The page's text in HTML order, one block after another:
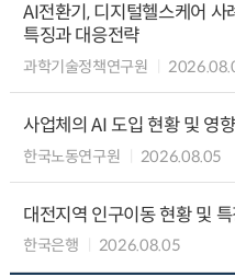
AI전환기, 디지털헬스케어 사
특징과 대응전략
과학기술정책연구원
사업체의 AI 도입 현황 및 영
한국노동연구원 2026.08.05
대전지역 인구이동 현황 및
한국은행 2026.08.05